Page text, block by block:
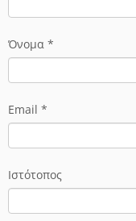
Όνομα *
Email *
Ιστότοπος